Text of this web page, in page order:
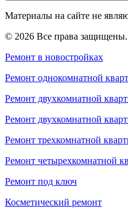
Материалы на сайте не
© 2026 Все права защищены.
Ремонт в новостройках
Ремонт однокомнатной
Ремонт двухкомнатной
Ремонт двухкомнатной
Ремонт трехкомнатной
Ремонт четырехкомнатной
Ремонт под ключ
Косметический ремонт